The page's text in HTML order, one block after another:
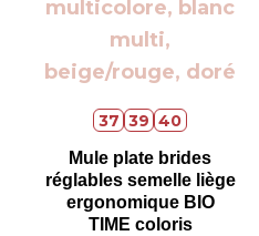
37 39 40
Mule plate brides
réglables semelle liège
ergonomique BIO
TIME coloris